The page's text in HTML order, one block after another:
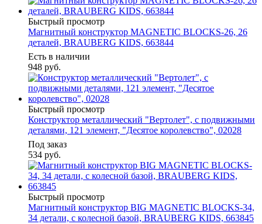
Быстрый просмотр
Магнитный конструктор MAGNETIC BLOCKS-26, 26
деталей, BRAUBERG KIDS, 663844
Есть в наличии
948 руб.
Быстрый просмотр
Конструктор металлический "Вертолет", с подвижными
деталями, 121 элемент, "Десятое королевство", 02028
Под заказ
534 руб.
Быстрый просмотр
Магнитный конструктор BIG MAGNETIC BLOCKS-34,
34 детали, с колесной базой, BRAUBERG KIDS, 663845